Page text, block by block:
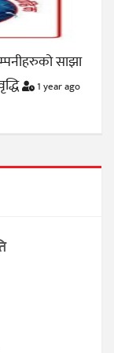
साझा
1 year ago